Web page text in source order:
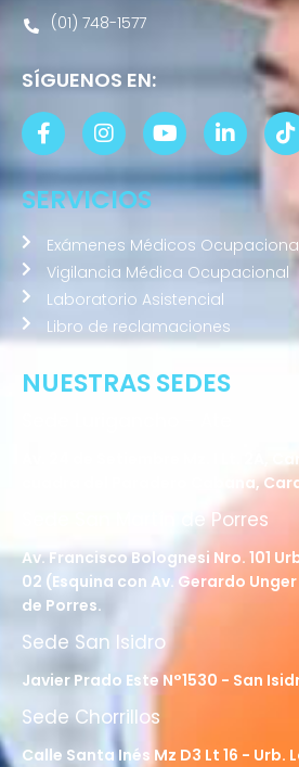
(01) 748-1577
SÍGUENOS EN:
NUESTRAS SEDES
Av. 24 de Setiembre Mz. I Lt. 2A,
cuadra del Paradero Cabana,
Sede San Martín de Porres
Av. Francisco Bolognesi Nro. 101
02 (Esquina con Av. Gerardo
de Porres.
Sede San Isidro
Javier Prado Este N°1530 - San
Sede Chorrillos
Calle Santa Inés Mz D3 Lt 16 - Urb.
SERVICIOS
Exámenes Médicos
Vigilancia Médica Ocupacional
Laboratorio Asistencial
Libro de reclamaciones